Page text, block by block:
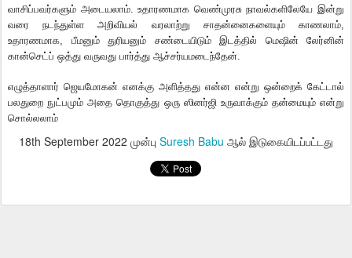
வாசிப்பவர்களும் அடையலாம். உதாரணமாக வெண்முரசு நாவல்களிலேயே இன்று
வரை நடந்துள்ள அறிவியல் வரலாற்று சாதன்னைகளையும் காணலாம்,
உதாரணமாக, பீமனும் துரியனும் சண்டையிடும் இடத்தில் மெஷின் லேர்னின்
கான்செட்ப் ஒத்து வருவது பார்த்து ஆச்சர்யமடைந்தேன்.
எழுத்தாளார் ஜெயமோகன் எனக்கு அளித்தது என்ன என்று ஒன்றைக் கேட்டால்
பலதுறை நுட்பமும் அதை தொகுத்து ஒரு ஸினர்ஜி உருவாக்கும் தன்மையும் என்று
சொல்லலாம்
18th September 2022 முன்பு Suresh Babu ஆல் இடுகையிடப்பட்டது